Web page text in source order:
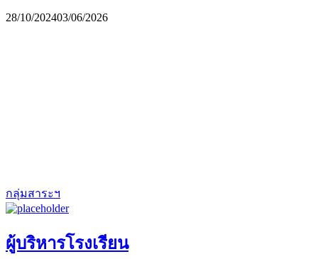
28/10/202403/06/2026
กลุ่มสาระฯ
ผู้บริหารโรงเรียน